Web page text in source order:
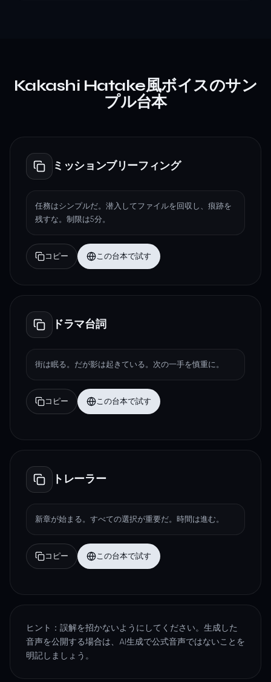
Kakashi Hatake風ボイスのサン
プル台本
ミッションブリーフィング
任務はシンプルだ。潜入してファイルを回収し、痕跡を
残すな。制限は5分。
コピー この台本で試す
ドラマ台詞
街は眠る。だが影は起きている。次の一手を慎重に。
コピー この台本で試す
トレーラー
新章が始まる。すべての選択が重要だ。時間は進む。
コピー この台本で試す
ヒント：誤解を招かないようにしてください。生成した
音声を公開する場合は、AI生成で公式音声ではないことを
明記しましょう。